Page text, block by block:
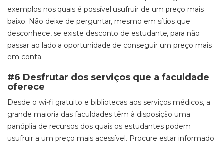
exemplos nos quais é possível usufruir de um preço mais
baixo. Não deixe de perguntar, mesmo em sítios que
desconhece, se existe desconto de estudante, para não
passar ao lado a oportunidade de conseguir um preço mais
em conta.
#6 Desfrutar dos serviços que a faculdade
oferece
Desde o wi-fi gratuito e bibliotecas aos serviços médicos, a
grande maioria das faculdades têm à disposição uma
panóplia de recursos dos quais os estudantes podem
usufruir a um preço mais acessível. Procure estar informado